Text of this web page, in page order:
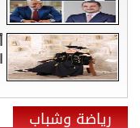
رياضة وشباب